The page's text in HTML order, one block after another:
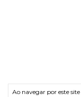
Ao navegar por este site